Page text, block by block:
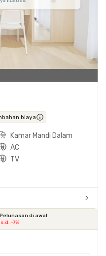
biaya
Kamar Mandi Dalam
AC
TV
Pelunasan di awal
s.d. -7%